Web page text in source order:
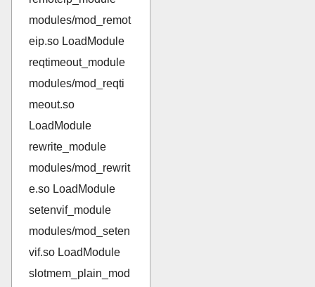
modules/mod_remot
eip.so LoadModule
reqtimeout_module
modules/mod_reqti
meout.so
LoadModule
rewrite_module
modules/mod_rewrit
e.so LoadModule
setenvif_module
modules/mod_seten
vif.so LoadModule
slotmem_plain_mod